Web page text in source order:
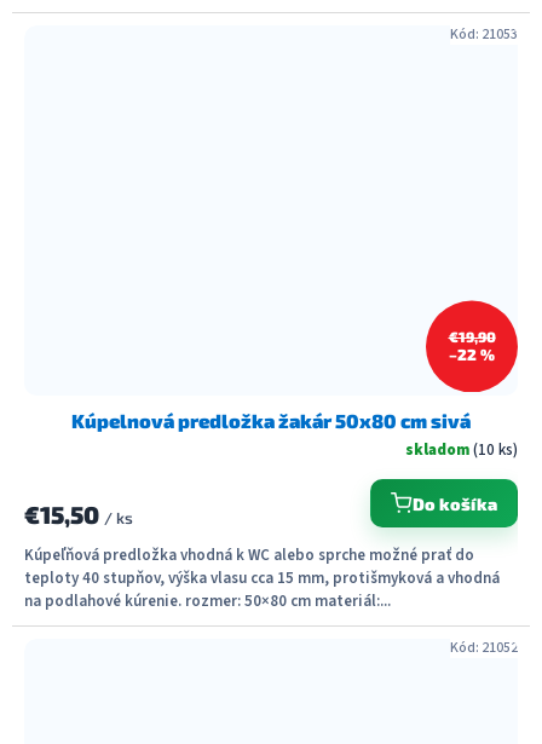
€19,90
–22 %
Kúpelnová predložka žakár 50x80 cm sivá
skladom(10 ks)
€15,50 / ks
Do košíka
Kúpeľňová predložka vhodná k WC alebo sprche možné prať do
teploty 40 stupňov, výška vlasu cca 15 mm, protišmyková a vhodná
na podlahové kúrenie. rozmer: 50×80 cm materiál:...
Kód: 21053
Kód: 21052